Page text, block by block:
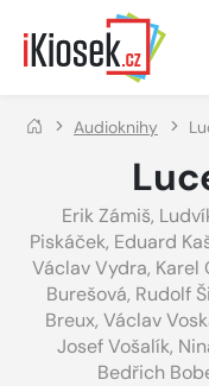
Přejít na hlavní obsah
Audioknihy
Erik Zámiš,
Piskáček, Eduard
Václav Vydra, Karel
Burešová, Rudolf
Breux, Václav
Josef Vošalík,
Bedřich